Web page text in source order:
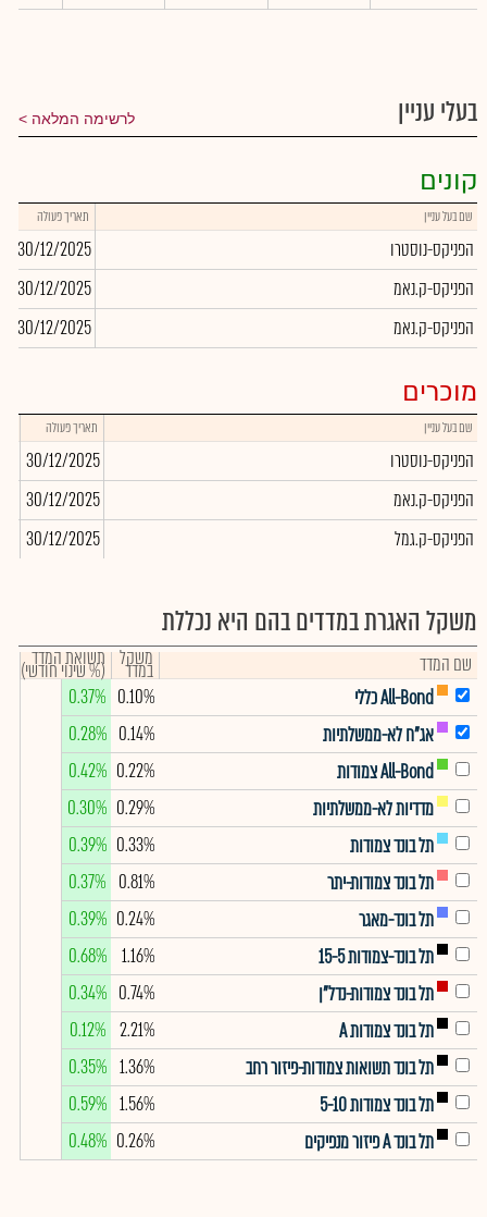
בעלי עניין לרשימה המלאה
קונים
שם בעל עניין תאריך פעולה
הפניקס-נוסטרו 30/12/2025
הפניקס-ק.נאמ
30/12/2025
הפניקס-ק.נאמ
30/12/2025
מוכרים
שם בעל עניין תאריך פעולה
הפניקס-נוסטרו 30/12/2025
הפניקס-ק.נאמ
30/12/2025
הפניקס-ק.גמל
30/12/2025
משקל האגרת במדדים בהם היא נכללת
שם המדד משקל
במדד תשואת המדד
(% שינוי חודשי)
All-Bond כללי
0.10%
0.37%
אג"ח לא-ממשלתיות
0.14%
0.28%
All-Bond צמודות
0.22%
0.42%
מדדיות לא-ממשלתיות
0.29%
0.30%
תל בונד צמודות
0.33%
0.39%
תל בונד צמודות-יתר
0.81%
0.37%
תל בונד-מאגר
0.24%
0.39%
תל בונד-צמודות 15-5
1.16%
0.68%
תל בונד צמודות-נדל"ן
0.74%
0.34%
תל בונד צמודות A
2.21%
0.12%
תל בונד תשואות צמודות-פיזור רחב
1.36%
0.35%
תל בונד צמודות 5-10
1.56%
0.59%
תל בונד A פיזור מנפיקים
0.26%
0.48%